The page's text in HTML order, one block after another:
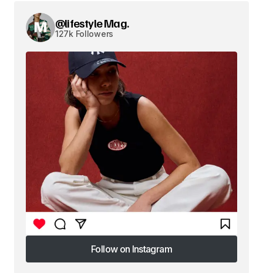
@lifestyle Mag.
127k Followers
Follow on Instagram
Follow on Instagram